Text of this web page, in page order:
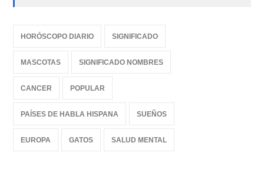
HORÓSCOPO DIARIO SIGNIFICADO
MASCOTAS SIGNIFICADO NOMBRES
CANCER POPULAR
PAÍSES DE HABLA HISPANA SUEÑOS
EUROPA GATOS SALUD MENTAL